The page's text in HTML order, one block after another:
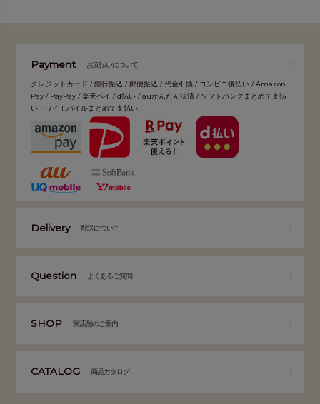
Payment お支払いについて
クレジットカード / 銀行振込 / 郵便振込 / 代金引換 / コンビニ後払い / Amazon
Pay / PayPay / 楽天ペイ / d払い / auかんたん決済 / ソフトバンクまとめて支払
い・ワイモバイルまとめて支払い
Delivery 配送について
Question よくあるご質問
SHOP 実店舗のご案内
CATALOG 商品カタログ